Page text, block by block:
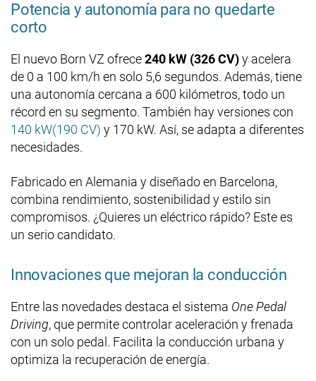
Potencia y autonomía para no quedarte
corto
El nuevo Born VZ ofrece240 kW (326 CV)y acelera
de 0 a 100 km/h en solo 5,6 segundos. Además, tiene
una autonomía cercana a 600 kilómetros, todo un
récord en su segmento. También hay versiones con
140 kW(190 CV) y 170 kW. Así, se adapta a diferentes
necesidades.
Fabricado en Alemania y diseñado en Barcelona,
combina rendimiento, sostenibilidad y estilo sin
compromisos. ¿Quieres un eléctrico rápido? Este es
un serio candidato.
Innovaciones que mejoran la conducción
Entre las novedades destaca el sistema One Pedal
Driving, que permite controlar aceleración y frenada
con un solo pedal. Facilita la conducción urbana y
optimiza la recuperación de energía.